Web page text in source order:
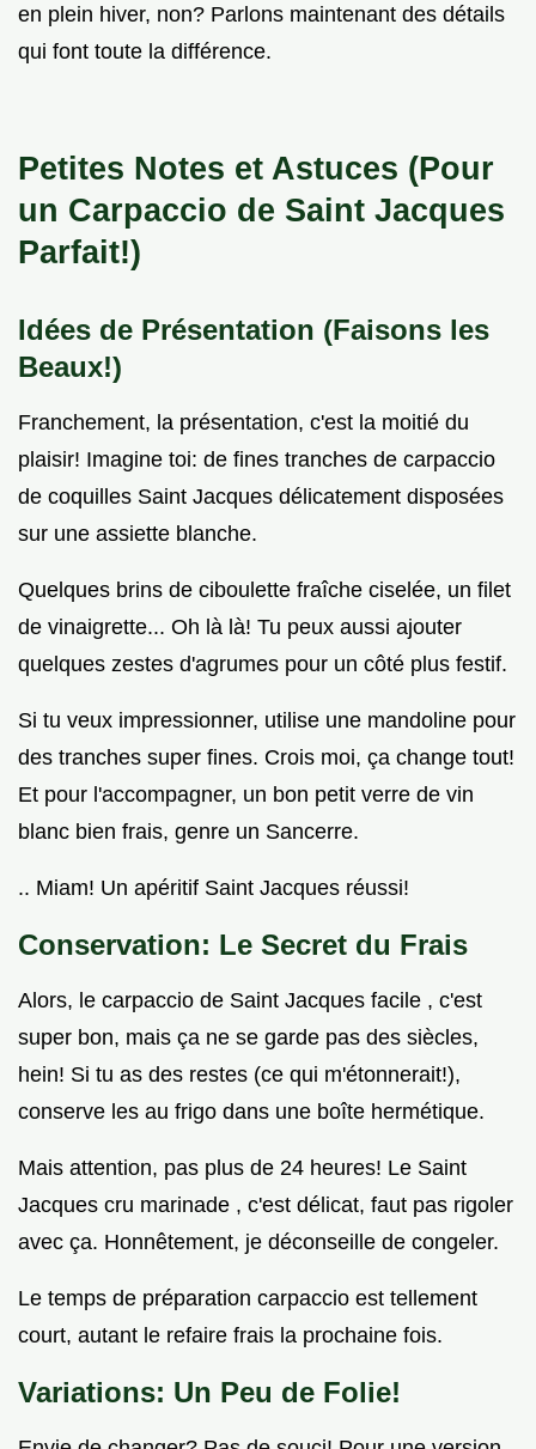
en plein hiver, non? Parlons maintenant des détails
qui font toute la différence.
Petites Notes et Astuces (Pour
un Carpaccio de Saint Jacques
Parfait!)
Idées de Présentation (Faisons les
Beaux!)
Franchement, la présentation, c'est la moitié du
plaisir! Imagine toi: de fines tranches de carpaccio
de coquilles Saint Jacques délicatement disposées
sur une assiette blanche.
Quelques brins de ciboulette fraîche ciselée, un filet
de vinaigrette... Oh là là! Tu peux aussi ajouter
quelques zestes d'agrumes pour un côté plus festif.
Si tu veux impressionner, utilise une mandoline pour
des tranches super fines. Crois moi, ça change tout!
Et pour l'accompagner, un bon petit verre de vin
blanc bien frais, genre un Sancerre.
.. Miam! Un apéritif Saint Jacques réussi!
Conservation: Le Secret du Frais
Alors, le carpaccio de Saint Jacques facile , c'est
super bon, mais ça ne se garde pas des siècles,
hein! Si tu as des restes (ce qui m'étonnerait!),
conserve les au frigo dans une boîte hermétique.
Mais attention, pas plus de 24 heures! Le Saint
Jacques cru marinade , c'est délicat, faut pas rigoler
avec ça. Honnêtement, je déconseille de congeler.
Le temps de préparation carpaccio est tellement
court, autant le refaire frais la prochaine fois.
Variations: Un Peu de Folie!